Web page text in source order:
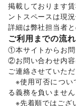
イベント企画・
その他活動・個人
その他活動・個人
掲載しております
ントスペースは現
詳細は弊社担当者
ご利用までの流れ
①本サイトからお問
②お問い合わせ内容
ご連絡させていただ
※使用可否につい
る義務を負いません
※先着順ではござ